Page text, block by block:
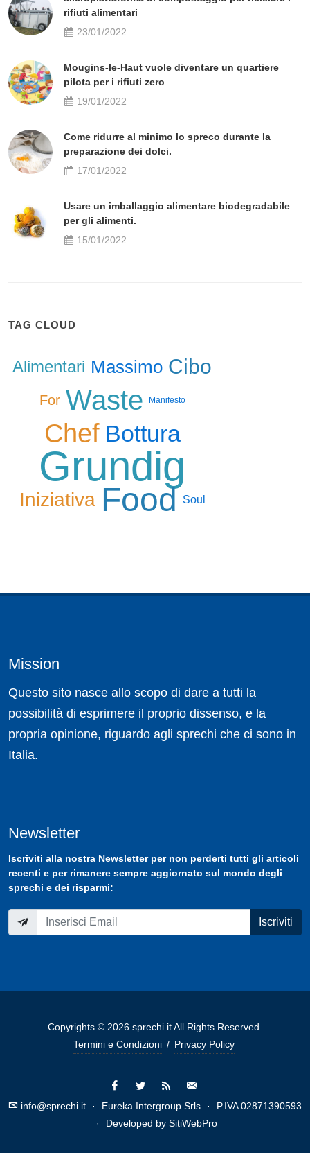
rifiuti alimentari
23/01/2022
Mougins-le-Haut vuole diventare un quartiere
pilota per i rifiuti zero
19/01/2022
Come ridurre al minimo lo spreco durante la
preparazione dei dolci.
17/01/2022
Usare un imballaggio alimentare biodegradabile
per gli alimenti.
15/01/2022
TAG CLOUD
Alimentari Massimo Cibo
For Waste Manifesto
Chef Bottura
Grundig
Iniziativa Food Soul
Mission
Questo sito nasce allo scopo di dare a tutti la
possibilità di esprimere il proprio dissenso, e la
propria opinione, riguardo agli sprechi che ci sono in
Italia.
Newsletter
Iscriviti alla nostra Newsletterper non perderti tutti gli articoli
recenti e per rimanere sempre aggiornato sul mondo degli
sprechi e dei risparmi:
Iscriviti
Copyrights © 2026 sprechi.it All Rights Reserved.
Termini e Condizioni / Privacy Policy
info@sprechi.it · Eureka Intergroup Srls ·
P.IVA 02871390593
·
Developed by SitiWebPro